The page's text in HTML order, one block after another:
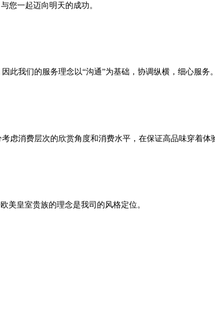
一起迈向明天的成功。
我们的服务理念以“沟通”为基础，协调纵横，细心服务。
消费层次的欣赏角度和消费水平，在保证高品味穿着体
皇室贵族的理念是我司的风格定位。